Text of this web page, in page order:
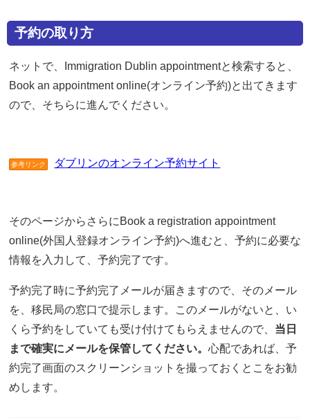
予約の取り方
ネットで、Immigration Dublin appointmentと検索すると、
Book an appointment online(オンライン予約)と出てきます
ので、そちらに進んでください。
参考リンク ダブリンのオンライン予約サイト
そのページからさらにBook a registration appointment
online(外国人登録オンライン予約)へ進むと、予約に必要な
情報を入力して、予約完了です。
予約完了時に予約完了メールが届きますので、そのメール
を、移民局の窓口で提示します。このメールがないと、い
くら予約をしていても受け付けてもらえませんので、 当日
まで確実にメールを保管してください。 心配であれば、予
約完了画面のスクリーンショットを撮っておくとこをお勧
めします。